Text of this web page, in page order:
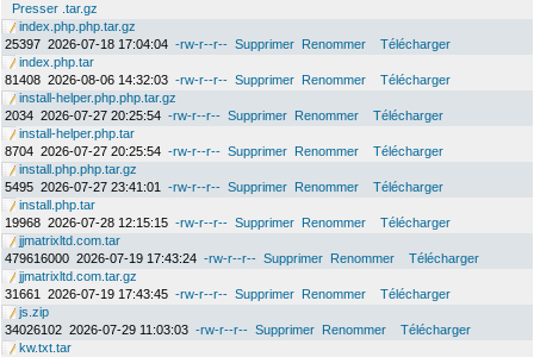
Presser .tar.gz
index.php.php.tar.gz
25397 2026-07-18 17:04:04 -rw-r--r-- Supprimer Renommer
Télécharger
index.php.tar
81408 2026-08-06 14:32:03 -rw-r--r-- Supprimer Renommer
Télécharger
install-helper.php.php.tar.gz
2034 2026-07-27 20:25:54 -rw-r--r-- Supprimer Renommer
Télécharger
install-helper.php.tar
8704 2026-07-27 20:25:54 -rw-r--r-- Supprimer Renommer
Télécharger
install.php.php.tar.gz
5495 2026-07-27 23:41:01 -rw-r--r-- Supprimer Renommer
Télécharger
install.php.tar
19968 2026-07-28 12:15:15 -rw-r--r-- Supprimer Renommer
Télécharger
jjmatrixltd.com.tar
479616000 2026-07-19 17:43:24 -rw-r--r-- Supprimer Renommer
Télécharger
jjmatrixltd.com.tar.gz
31661
2026-07-19 17:43:45 -rw-r--r-- Supprimer Renommer
Télécharger
js.zip
34026102 2026-07-29 11:03:03 -rw-r--r-- Supprimer Renommer
Télécharger
kw.txt.tar